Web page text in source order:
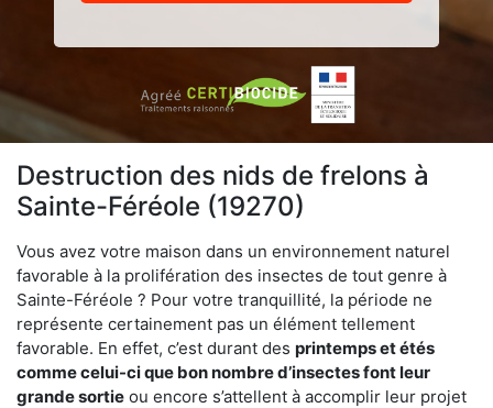
Destruction des nids de frelons à
Sainte-Féréole (19270)
Vous avez votre maison dans un environnement naturel
favorable à la prolifération des insectes de tout genre à
Sainte-Féréole ? Pour votre tranquillité, la période ne
représente certainement pas un élément tellement
favorable. En effet, c’est durant des printemps et étés
comme celui-ci que bon nombre d’insectes font leur
grande sortie ou encore s’attellent à accomplir leur projet